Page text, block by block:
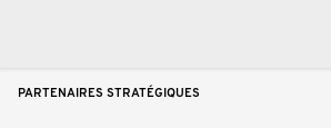
PARTENAIRES STRATÉGIQUES